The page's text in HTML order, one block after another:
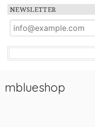
NEWSLETTER
mblueshop